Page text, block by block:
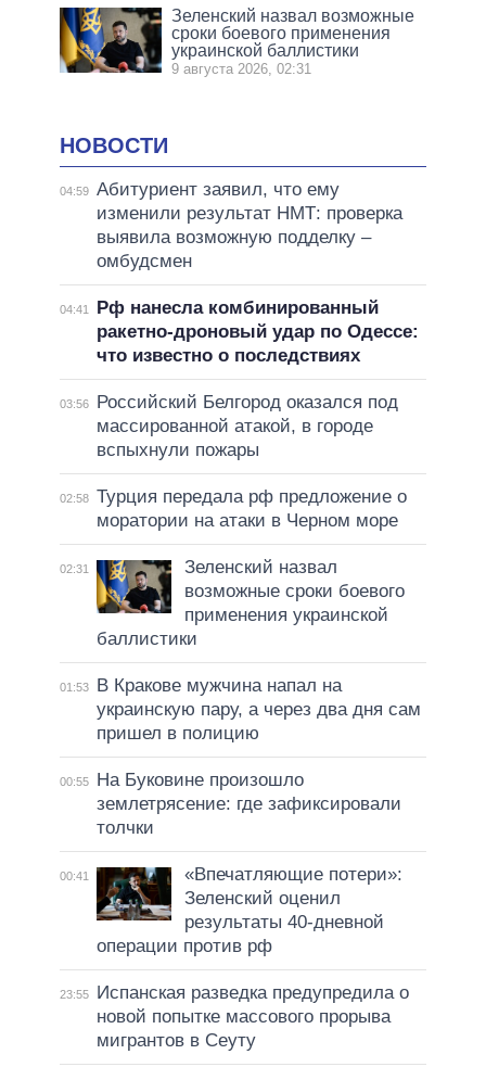
Зеленский назвал возможные
сроки боевого применения
украинской баллистики
9 августа 2026, 02:31
НОВОСТИ
04:59 Абитуриент заявил, что ему
изменили результат НМТ: проверка
выявила возможную подделку –
омбудсмен
04:41
Рф нанесла комбинированный
ракетно-дроновый удар по Одессе:
что известно о последствиях
03:56
Российский Белгород оказался под
массированной атакой, в городе
вспыхнули пожары
02:58 Турция передала рф предложение о
моратории на атаки в Черном море
02:31
Зеленский назвал
возможные сроки боевого
применения украинской
баллистики
01:53
В Кракове мужчина напал на
украинскую пару, а через два дня сам
пришел в полицию
00:55
На Буковине произошло
землетрясение: где зафиксировали
толчки
00:41
«Впечатляющие потери»:
Зеленский оценил
результаты 40-дневной
операции против рф
23:55
Испанская разведка предупредила о
новой попытке массового прорыва
мигрантов в Сеуту